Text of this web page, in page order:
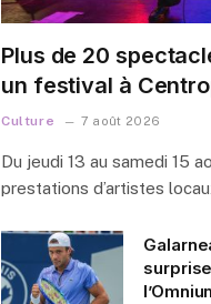
Plus de 20
un festival à
Culture 7 août 2026
Du jeudi 13 au samedi 15
prestations d’artistes